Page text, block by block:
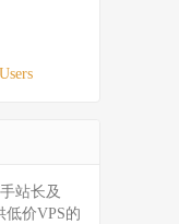
站长及
价VPS的